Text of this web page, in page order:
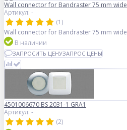
Wall connector for Bandraster 75 mm wide
Артикул: -
(1)
Wall connector for Bandraster 75 mm wide
В наличии
ЗАПРОСИТЬ ЦЕНУЗАПРОС ЦЕНЫ
4501006670 BS 2031-1 GRA1
Артикул: -
(2)